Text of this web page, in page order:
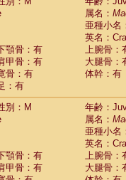
(1)
Macaca mulatta(45)
Macaca nemestrina(3)
Macaca nigra(1)
Macaca radiata(8)
Macaca silenus(0)
Macaca sinica (0)
Macaca sylvanus
Macaca thibetana (0)
Macaca tonkeana (0)
hybrid(1)
(0)
Allenopithecus
Cercopithecus
属名：
亜種小名
英名：
顎骨：有
上腕骨：
甲骨：有
大腿骨：
骨：有
体幹：有
：有
別：M
年齢：
属名：
亜種小名
英名：
顎骨：有
上腕骨：
甲骨：有
大腿骨：